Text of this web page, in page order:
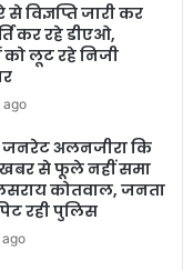
विज्ञप्ति जारी कर
कर रहे डीएओ,
को लूट रहे निजी
ago
अलनजीरा कि
खबर से फूले नहीं समा
कोतवाल, जनता
रही पुलिस
ago